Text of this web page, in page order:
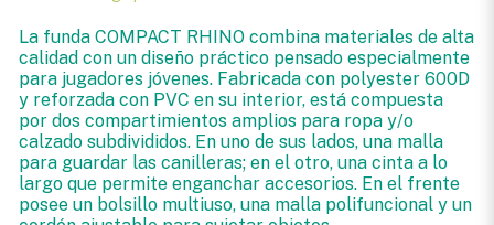
La funda COMPACT RHINO combina materiales de alta
calidad con un diseño práctico pensado especialmente
para jugadores jóvenes. Fabricada con polyester 600D
y reforzada con PVC en su interior, está compuesta
por dos compartimientos amplios para ropa y/o
calzado subdivididos. En uno de sus lados, una malla
para guardar las canilleras; en el otro, una cinta a lo
largo que permite enganchar accesorios. En el frente
posee un bolsillo multiuso, una malla polifuncional y un